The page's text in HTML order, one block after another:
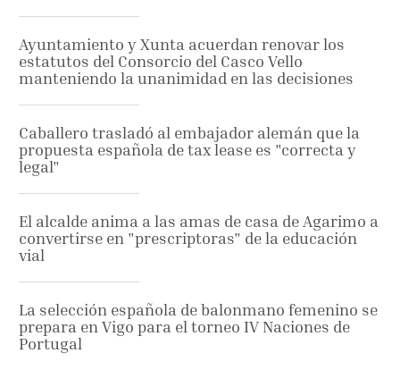
Ayuntamiento y Xunta acuerdan renovar los
estatutos del Consorcio del Casco Vello
manteniendo la unanimidad en las decisiones
Caballero trasladó al embajador alemán que la
propuesta española de tax lease es "correcta y
legal"
El alcalde anima a las amas de casa de Agarimo a
convertirse en "prescriptoras" de la educación
vial
La selección española de balonmano femenino se
prepara en Vigo para el torneo IV Naciones de
Portugal